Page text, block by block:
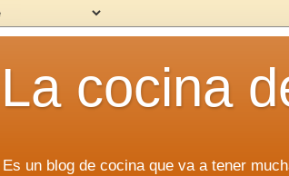
La cocina
Es un blog de cocina que va a tener